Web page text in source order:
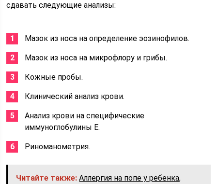
сдавать следующие анализы:
Мазок из носа на определение эозинофилов.
Мазок из носа на микрофлору и грибы.
Кожные пробы.
Клинический анализ крови.
Анализ крови на специфические
иммуноглобулины Е.
Риноманометрия.
Читайте также: Аллергия на попе у ребенка,